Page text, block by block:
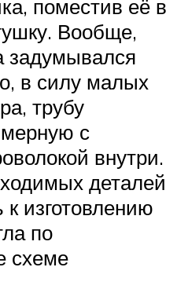
поместив её в
Вообще,
задумывался
в силу малых
трубу
с
внутри.
деталей
изготовлению
по
схеме